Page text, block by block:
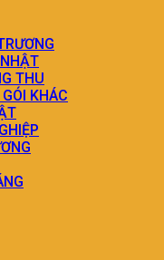
THU
KHÁC